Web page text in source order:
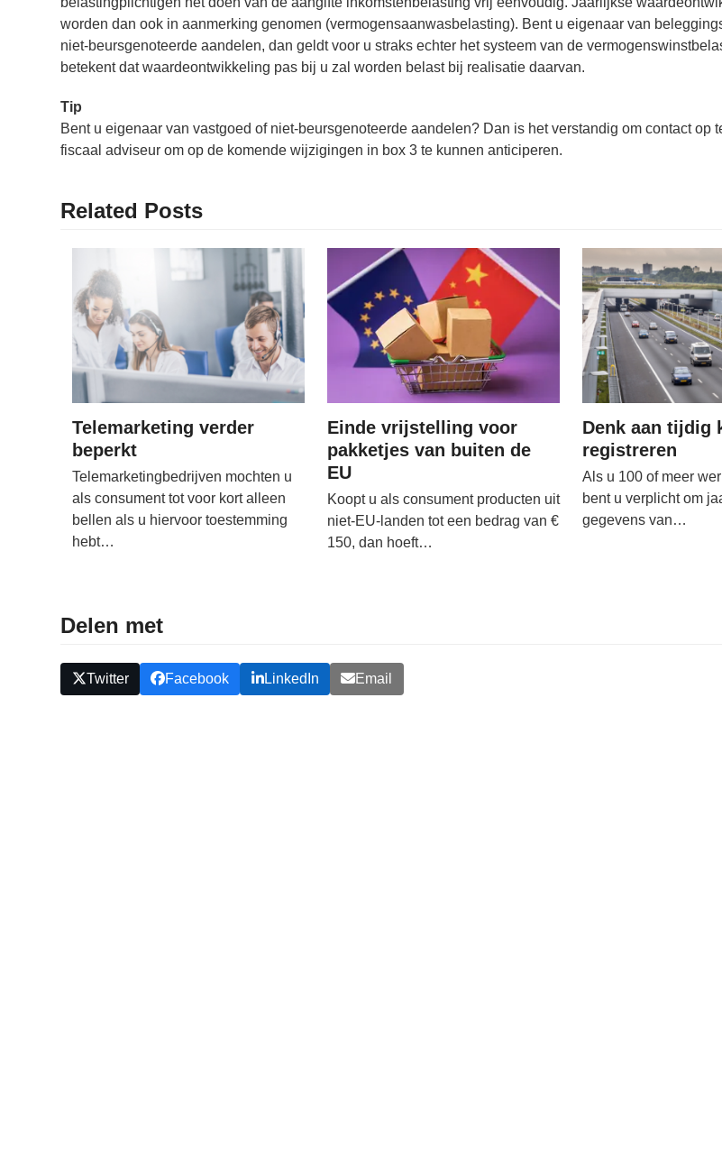
worden dan ook in aanmerking genomen (vermogensaanwasbelasting). Bent u eigenaar van
niet-beursgenoteerde aandelen, dan geldt voor u straks echter het systeem van de
betekent dat waardeontwikkeling pas bij u zal worden belast bij realisatie daarvan.
Tip
Bent u eigenaar van vastgoed of niet-beursgenoteerde aandelen? Dan is het verstandig om contact op
fiscaal adviseur om op de komende wijzigingen in box 3 te kunnen anticiperen.
Related Posts
Telemarketing verder
beperkt
Telemarketingbedrijven mochten u
als consument tot voor kort alleen
bellen als u hiervoor toestemming
hebt…
Einde vrijstelling voor
pakketjes van buiten de
EU
Koopt u als consument producten uit
niet-EU-landen tot een bedrag van €
150, dan hoeft…
Denk aan tijdig
registreren
Als u 100 of meer
bent u verplicht om
gegevens van…
Delen met
Twitter Facebook LinkedIn Email